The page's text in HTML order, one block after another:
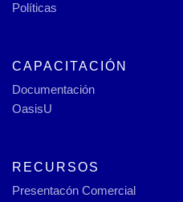
Políticas
CAPACITACIÓN
Documentación
OasisU
RECURSOS
Presentacón Comercial